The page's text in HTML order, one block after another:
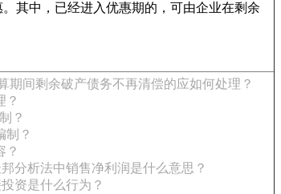
其中，已经进入优惠期的，可由企业在剩余
期间剩余破产债务不再清偿的应如何处理？
？
？
制？
？
分析法中销售净利润是什么意思？
资是什么行为？